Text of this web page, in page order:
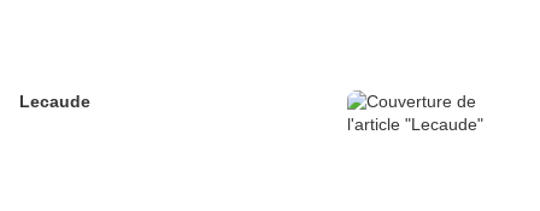
Lecaude